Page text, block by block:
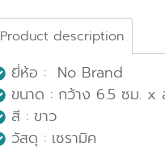
Product description
ยี่ห้อ : No Brand
ขนาด : กว้าง 6.5 ซม. x
สี : ขาว
วัสดุ : เซรามิค